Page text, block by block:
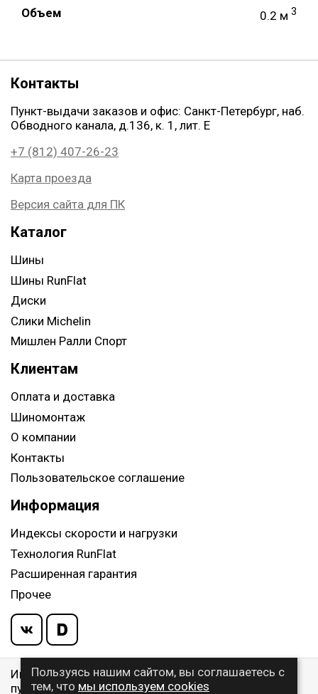
Объем 0.2 м 3
Контакты
Пункт-выдачи заказов и офис: Санкт-Петербург, наб.
Обводного канала, д.136, к. 1, лит. Е
+7 (812) 407-26-23
Карта проезда
Версия сайта для ПК
Каталог
Шины
Шины RunFlat
Диски
Слики Michelin
Мишлен Ралли Спорт
Клиентам
Оплата и доставка
Шиномонтаж
О компании
Контакты
Пользовательское соглашение
Информация
Индексы скорости и нагрузки
Технология RunFlat
Расширенная гарантия
Прочее
Информация указанная на сайте, не является
публичной офертой, определяемой ст. 437 ГК РФ
Пользуясь нашим сайтом, вы соглашаетесь с
тем, что мы используем cookies